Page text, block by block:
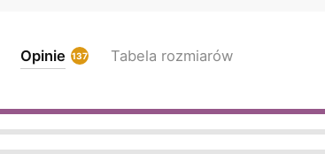
chosen
product
page
Opinie 137 Tabela rozmiarów